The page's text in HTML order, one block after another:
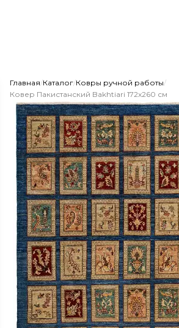
Главная/Каталог/Ковры ручной работы/
Ковер Пакистанский Bakhtiari 172x260 см